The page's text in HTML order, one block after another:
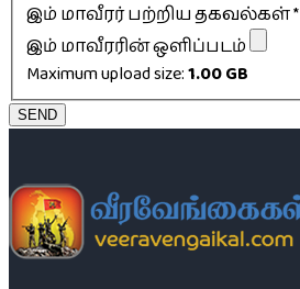
இம் மாவீரர் பற்றிய தகவல்கள்*
இம் மாவீரரின் ஒளிப்படம்
Maximum upload size:1.00 GB
SEND